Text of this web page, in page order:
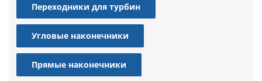
Переходники для турбин
Угловые наконечники
Прямые наконечники